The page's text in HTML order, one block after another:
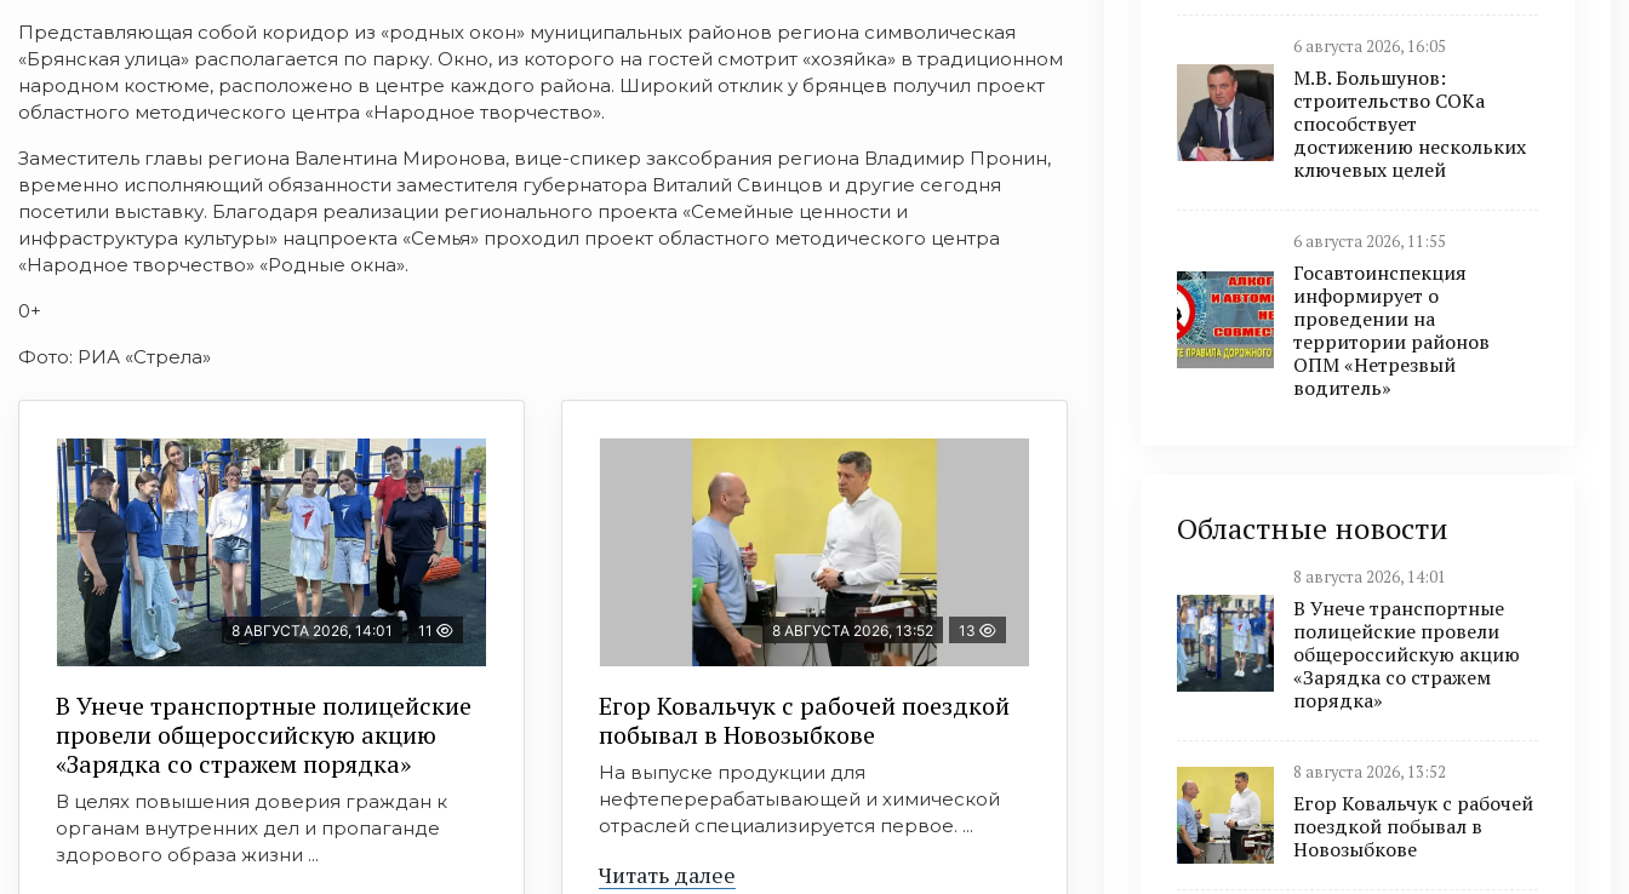
Представляющая собой коридор из «родных окон» муниципальных районов региона символическая
«Брянская улица» располагается по парку. Окно, из которого на гостей смотрит «хозяйка» в традиционном
народном костюме, расположено в центре каждого района. Широкий отклик у брянцев получил проект
областного методического центра «Народное творчество».
Заместитель главы региона Валентина Миронова, вице-спикер заксобрания региона Владимир Пронин,
временно исполняющий обязанности заместителя губернатора Виталий Свинцов и другие сегодня
посетили выставку. Благодаря реализации регионального проекта «Семейные ценности и
инфраструктура культуры» нацпроекта «Семья» проходил проект областного методического центра
«Народное творчество» «Родные окна».
0+
Фото: РИА «Стрела»
8 АВГУСТА 2026, 14:01 11
В Унече транспортные полицейские
провели общероссийскую акцию
«Зарядка со стражем порядка»
В целях повышения доверия граждан к
органам внутренних дел и пропаганде
здорового образа жизни ...
8 АВГУСТА 2026, 13:52 13
Егор Ковальчук с рабочей поездкой
побывал в Новозыбкове
На выпуске продукции для
нефтеперерабатывающей и химической
отраслей специализируется первое. ...
Читать далее
6 августа 2026, 16:05
М.В. Большунов:
строительство СОКа
способствует
достижению нескольких
ключевых целей
6 августа 2026, 11:55
Госавтоинспекция
информирует о
проведении на
территории районов
ОПМ «Нетрезвый
водитель»
Областные новости
8 августа 2026, 14:01
В Унече транспортные
полицейские провели
общероссийскую акцию
«Зарядка со стражем
порядка»
8 августа 2026, 13:52
Егор Ковальчук с рабочей
поездкой побывал в
Новозыбкове